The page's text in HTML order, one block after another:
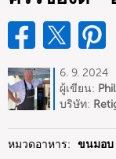
6. 9. 2024
ผู้เขียน:
บริษัท:
หมวดอาหาร: ขนมอบ